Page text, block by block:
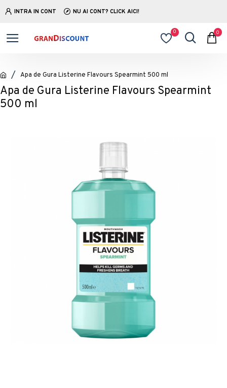
INTRA IN CONT NU AI CONT? CLICK AICI!
0 0
Apa de Gura Listerine Flavours Spearmint 500 ml
Apa de Gura Listerine Flavours Spearmint
500 ml